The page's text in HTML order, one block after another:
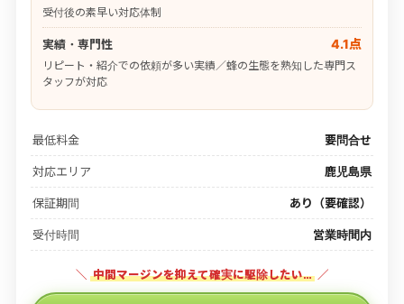
受付後の素早い対応体制
実績・専門性 4.1点
リピート・紹介での依頼が多い実績／蜂の生態を熟知した専門ス
タッフが対応
最低料金 要問合せ
対応エリア 鹿児島県
保証期間 あり（要確認）
受付時間 営業時間内
＼ 中間マージンを抑えて確実に駆除したい… ／